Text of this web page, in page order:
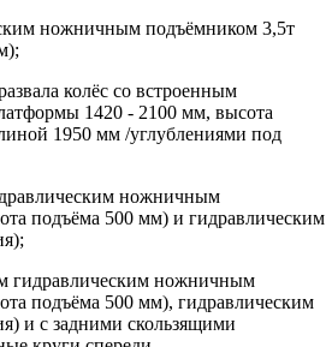
ножничным подъёмником 3,5т
колёс со встроенным
1420 - 2100 мм, высота
1950 мм /углублениями под
ножничным
подъёма 500 мм) и гидравлическим
гидравлическим ножничным
подъёма 500 мм), гидравлическим
и с задними скользящими